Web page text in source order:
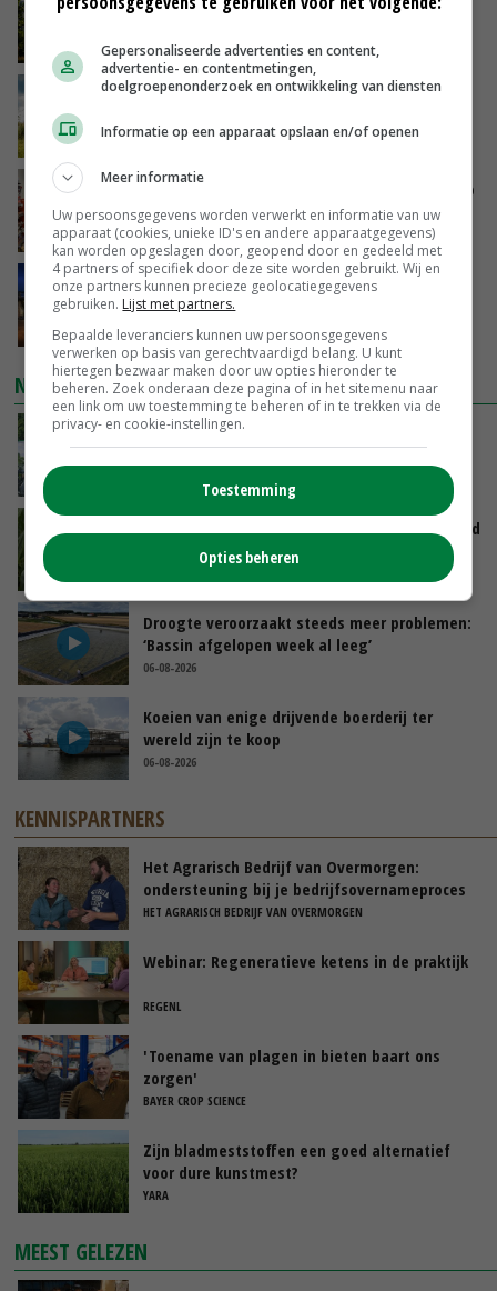
GISTEREN, 16:27
‘Rendement van Krullvarkens komt van de
GISTEREN, 15:30
Oorlogen en El Niño stuwen voedselprijzen op
GISTEREN, 15:04
Nettowinst Royal A-ware onder druk ondanks
hogere omzet
GISTEREN, 14:35
NIEUWSTE VIDEO'S
Oekraïne-vlogger Kees Huizinga: ‘Bezoek van
de ambassade mag zelf groente plukken’
Limburgse mais van Frijns doet het verrassend
Droogte veroorzaakt steeds meer problemen:
‘Bassin afgelopen week al leeg’
06-08-2026
Koeien van enige drijvende boerderij ter
wereld zijn te koop
06-08-2026
KENNISPARTNERS
Het Agrarisch Bedrijf van Overmorgen:
ondersteuning bij je bedrijfsovernameproces
HET AGRARISCH BEDRIJF VAN OVERMORGEN
Webinar: Regeneratieve ketens in de praktijk
REGENL
'Toename van plagen in bieten baart ons
zorgen'
BAYER CROP SCIENCE
Zijn bladmeststoffen een goed alternatief
voor dure kunstmest?
YARA
MEEST GELEZEN
Gepersonaliseerde advertenties en content,
advertentie- en contentmetingen,
doelgroepenonderzoek en ontwikkeling van diensten
Informatie op een apparaat opslaan en/of openen
Meer informatie
Uw persoonsgegevens worden verwerkt en informatie van uw
apparaat (cookies, unieke ID's en andere apparaatgegevens)
kan worden opgeslagen door, geopend door en gedeeld met
4 partners of specifiek door deze site worden gebruikt. Wij en
onze partners kunnen precieze geolocatiegegevens
gebruiken. Lijst met partners.
Bepaalde leveranciers kunnen uw persoonsgegevens
verwerken op basis van gerechtvaardigd belang. U kunt
hiertegen bezwaar maken door uw opties hieronder te
beheren. Zoek onderaan deze pagina of in het sitemenu naar
een link om uw toestemming te beheren of in te trekken via de
privacy- en cookie-instellingen.
Toestemming
Opties beheren